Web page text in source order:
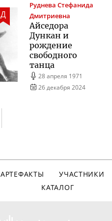
Д
Руднева Стефанида
Дмитриевна
Айседора
Дункан и
рождение
свободного
танца
28 апреля 1971
26 декабря 2024
АРТЕФАКТЫ
УЧАСТНИКИ
КАТАЛОГ